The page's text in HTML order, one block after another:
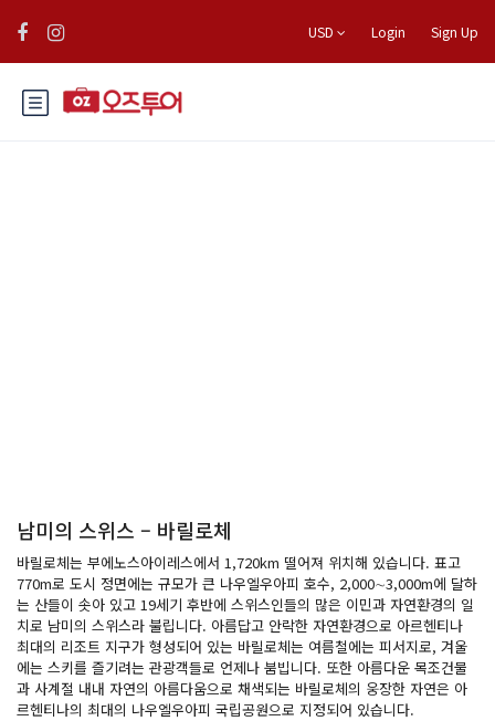
USD Login Sign Up
남미의 스위스 – 바릴로체
바릴로체는 부에노스아이레스에서 1,720km 떨어져 위치해 있습니다. 표고
770m로 도시 정면에는 규모가 큰 나우엘우아피 호수, 2,000∼3,000m에 달하
는 산들이 솟아 있고 19세기 후반에 스위스인들의 많은 이민과 자연환경의 일
치로 남미의 스위스라 불립니다. 아름답고 안락한 자연환경으로 아르헨티나
최대의 리조트 지구가 형성되어 있는 바릴로체는 여름철에는 피서지로, 겨울
에는 스키를 즐기려는 관광객들로 언제나 붐빕니다. 또한 아름다운 목조건물
과 사계절 내내 자연의 아름다움으로 채색되는 바릴로체의 웅장한 자연은 아
르헨티나의 최대의 나우엘우아피 국립공원으로 지정되어 있습니다.